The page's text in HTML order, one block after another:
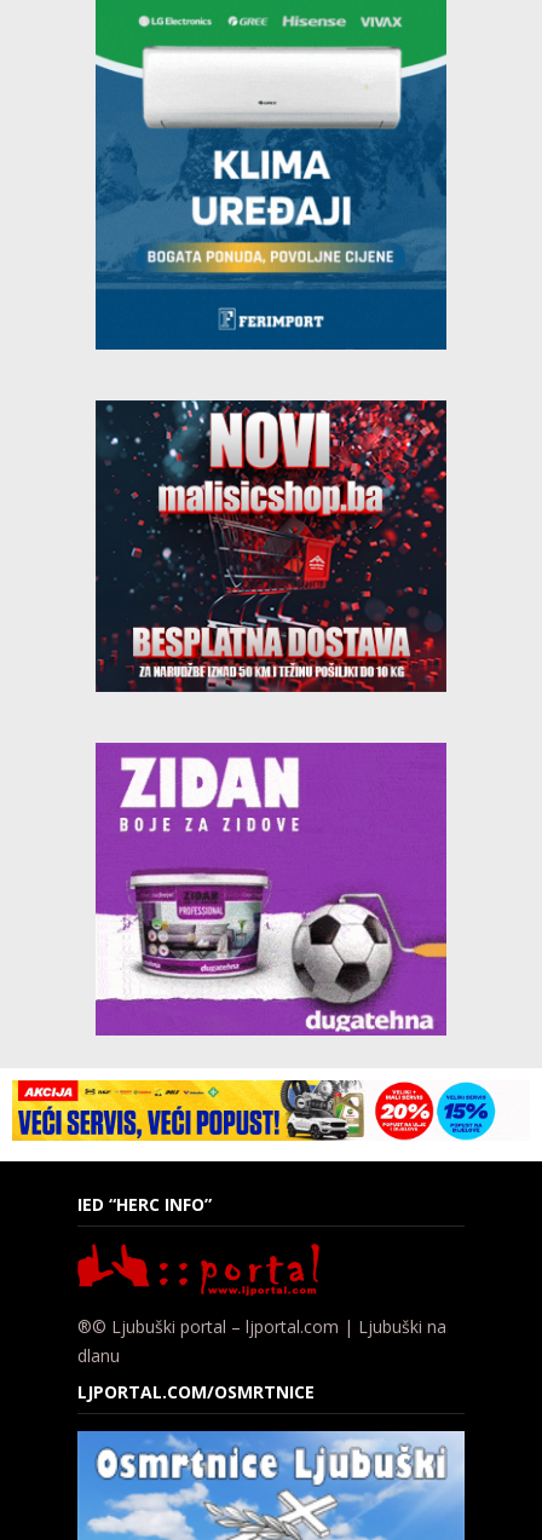
IED “HERC INFO”
®© Ljubuški portal – ljportal.com | Ljubuški na
dlanu
LJPORTAL.COM/OSMRTNICE